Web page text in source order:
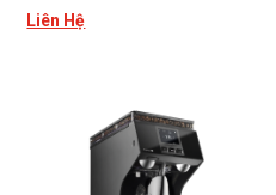
Liên Hệ